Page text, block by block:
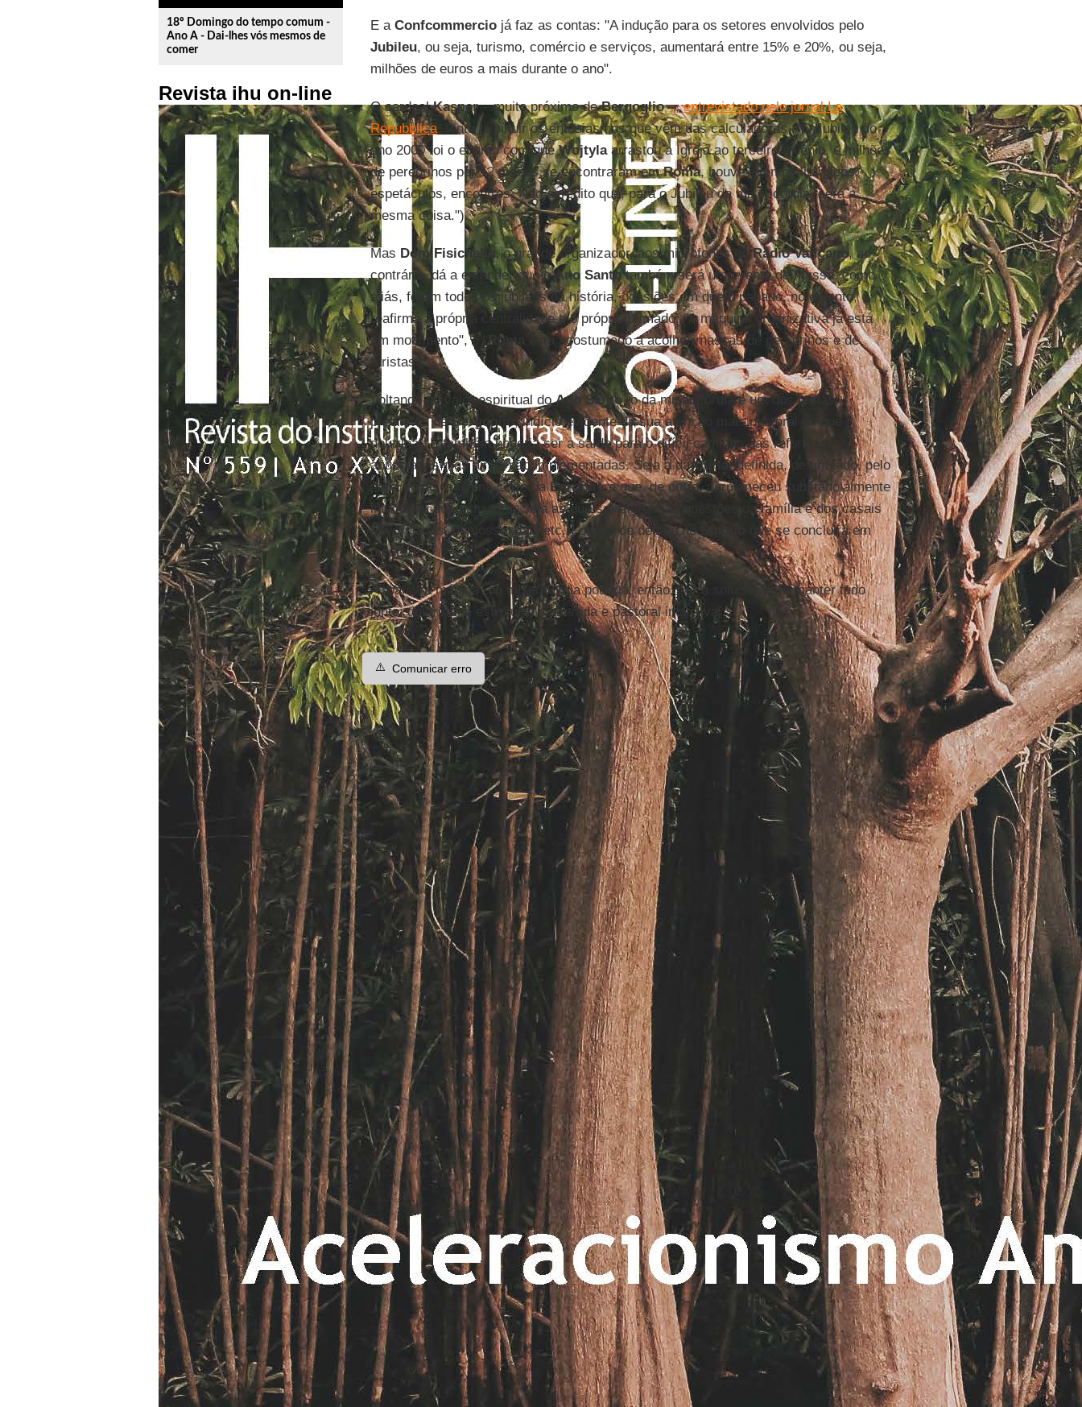
18º Domingo do tempo comum -
Ano A - Dai-lhes vós mesmos de
comer
Revista ihu on-line
E a Confcommerciojá faz as contas: "A indução para os setores envolvidos pelo
Jubileu, ou seja, turismo, comércio e serviços, aumentará entre 15% e 20%, ou seja,
milhões de euros a mais durante o ano".
O cardealKasper– muito próximo deBergoglio–,entrevistado pelo jornal La
Repubblica, tenta diminuir os entusiasmos que vêm das calculadoras ("O Jubileu do
ano 2000 foi o evento com queWojtylaarrastou a Igreja ao terceiro milênio, e milhões
de peregrinos por 12 meses se encontraram emRoma, houve eventos litúrgicos,
espetáculos, encontros. Não acredito que, para o Jubileu da misericórdia, será a
mesma coisa.").
Mas Dom Fisichella , o grande organizador, aos microfones daRádio Vaticano, ao
contrário, dá a entender que oAno Santotambém será um evento de massa, como,
aliás, foram todos os jubileus da história, ocasiões em que o papado, no entanto,
reafirma a própria centralidade e o próprio primado: "A máquina organizativa já está
em movimento", e "Roma
está acostumado a acolher massas de peregrinos e de
turistas".
Voltando ao valor espiritual doAno Santo, o da misericórdia é um dos temas
prediletos deBergoglio, indício evidente da sua atenção mais pastoral do que
doutrinal. E também poderia ser a saída para o difícil caminho das reformas,
anunciadas mas ainda não implementadas. Seja a daCúria, definida, de um lado, pelo
papa como "a última corte daEuropa", e que, de outro, permaneceu substancialmente
intacta na sua estrutura. Seja as que se referem às questões da família e dos casais
(divorciados, homossexuais etc.), objeto de debate noSínodo
que se concluirá em
outubro.
A "palavra mágica" da misericórdia poderia, então, ser a solução para manter tudo
junto: doutrina (e estrutura) inalterada e pastoral inclusiva.
⚠️ Comunicar erro